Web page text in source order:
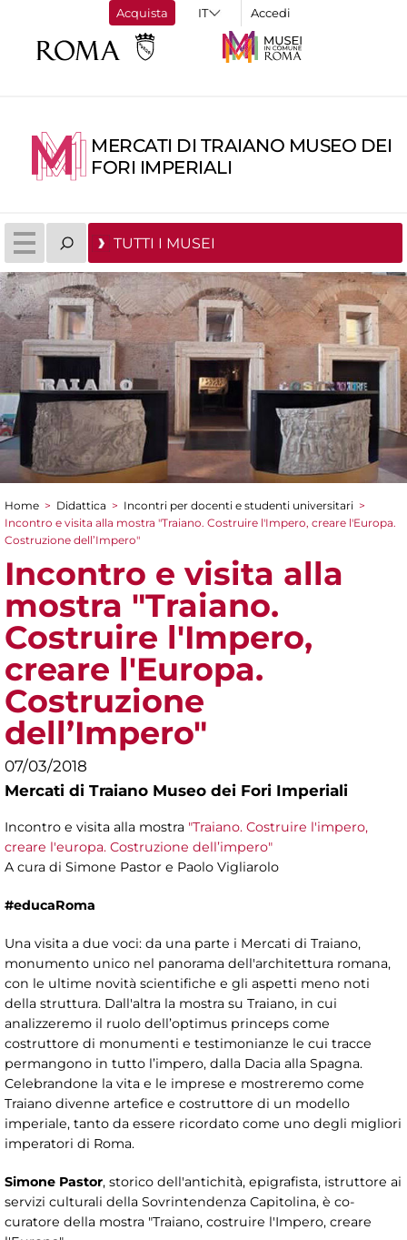
Acquista Accedi
MERCATI DI TRAIANO MUSEO DEI
FORI IMPERIALI
TUTTI I MUSEI
Tu sei qui
Home > Didattica > Incontri per docenti e studenti universitari >
Incontro e visita alla mostra "Traiano. Costruire l'Impero, creare l'Europa.
Costruzione dell’Impero"
Incontro e visita alla
mostra "Traiano.
Costruire l'Impero,
creare l'Europa.
Costruzione
dell’Impero"
07/03/2018
Mercati di Traiano Museo dei Fori Imperiali
Incontro e visita alla mostra "Traiano. Costruire l'impero,
creare l'europa. Costruzione dell’impero"
A cura di Simone Pastor e Paolo Vigliarolo
#educaRoma
Una visita a due voci: da una parte i Mercati di Traiano,
monumento unico nel panorama dell'architettura romana,
con le ultime novità scientifiche e gli aspetti meno noti
della struttura. Dall'altra la mostra su Traiano, in cui
analizzeremo il ruolo dell’optimus princeps come
costruttore di monumenti e testimonianze le cui tracce
permangono in tutto l’impero, dalla Dacia alla Spagna.
Celebrandone la vita e le imprese e mostreremo come
Traiano divenne artefice e costruttore di un modello
imperiale​, tanto da essere ricordato come uno degli migliori
imperatori di Roma.
Simone Pastor, storico dell'antichità, epigrafista, istruttore ai
servizi culturali della Sovrintendenza Capitolina, è co-
curatore della mostra "Traiano, costruire l'Impero, creare